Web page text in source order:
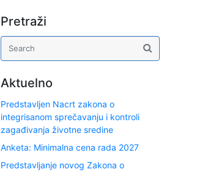
Pretraži
Aktuelno
Predstavljen Nacrt zakona o
integrisanom sprečavanju i kontroli
zagađivanja životne sredine
Anketa: Minimalna cena rada 2027
Predstavljanje novog Zakona o